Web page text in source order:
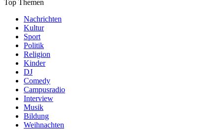
Top Themen
Nachrichten
Kultur
Sport
Politik
Religion
Kinder
DJ
Comedy
Campusradio
Interview
Musik
Bildung
Weihnachten